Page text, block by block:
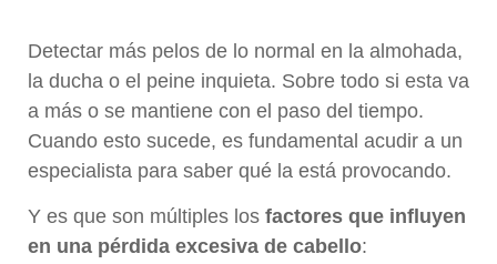
Detectar más pelos de lo normal en la almohada,
la ducha o el peine inquieta. Sobre todo si esta va
a más o se mantiene con el paso del tiempo.
Cuando esto sucede, es fundamental acudir a un
especialista para saber qué la está provocando.
Y es que son múltiples los factores que influyen
en una pérdida excesiva de cabello: